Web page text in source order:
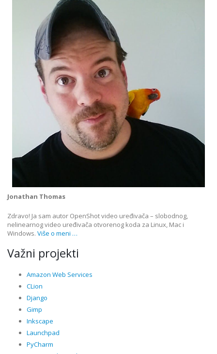
Jonathan Thomas
Zdravo! Ja sam autor OpenShot video uređivača – slobodnog,
nelinearnog video uređivača otvorenog koda za Linux, Mac i
Windows. Više o meni …
Važni projekti
Amazon Web Services
CLion
Django
Gimp
Inkscape
Launchpad
PyCharm